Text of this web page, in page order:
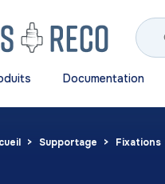
Documentation
Supportage Fixations